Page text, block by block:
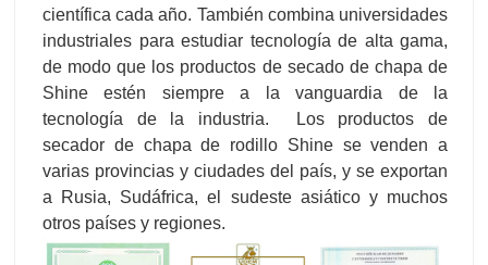
científica cada año. También combina universidades
industriales para estudiar tecnología de alta gama,
de modo que los productos de secado de chapa de
Shine estén siempre a la vanguardia de la
tecnología de la industria. Los productos de
secador de chapa de rodillo Shine se venden a
varias provincias y ciudades del país, y se exportan
a Rusia, Sudáfrica, el sudeste asiático y muchos
otros países y regiones.